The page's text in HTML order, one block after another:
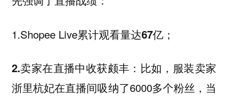
1.Shopee Live累计观看量达67亿；
2.卖家在直播中收获颇丰： 比如， 服装卖家
浙里杭妃在直播间吸纳了6000多个粉丝，当